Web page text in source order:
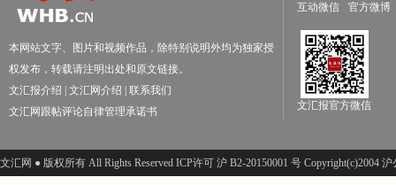
本网站文字、图片和视频作品，除特别说明外均为独家授
权发布，转载请注明出处和原文链接。
文汇报介绍
文汇网介绍
联系我们
文汇网跟帖评论自律管理承诺书
互动微信 官方微博
文汇报官方微信
文汇网 ● 版权所有 All Rights Reserved ICP许可 沪 B2-20150001 号 Copyright(c)2004